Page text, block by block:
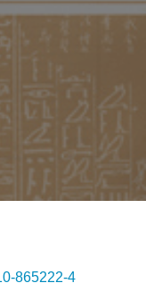
865222-4